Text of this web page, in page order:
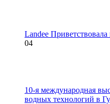
Landee
04
10-я международная
водных технологий в